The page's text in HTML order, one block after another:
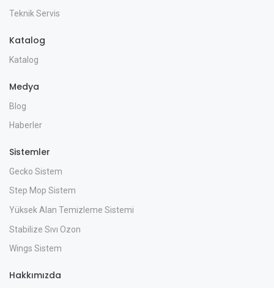
Teknik Servis
Katalog
Katalog
Medya
Blog
Haberler
Sistemler
Gecko Sistem
Step Mop Sistem
Yüksek Alan Temizleme Sistemi
Stabilize Sıvı Ozon
Wings Sistem
Hakkımızda